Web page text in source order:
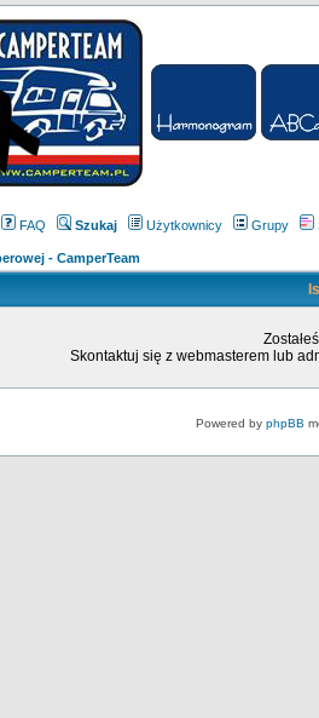
FAQ Szukaj Użytkownicy Grupy
- CamperTeam
Skontaktuj się z webmasterem lub
Powered by phpBB